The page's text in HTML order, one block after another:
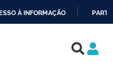
À INFORMAÇÃO